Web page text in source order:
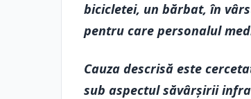
bicicletei, un bărbat, în
pentru care personalul
Cauza descrisă este
sub aspectul săvârșirii